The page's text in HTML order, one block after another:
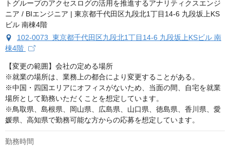
102-0073 東京都千代田区九段北1丁目14-6 九段坂上KSビル 南
棟4階
【変更の範囲】会社の定める場所
※就業の場所は、業務上の都合により変更することがある。
※中国・四国エリアにオフィスがないため、当面の間、自宅を就業
場所として勤務いただくことを想定しています。
※鳥取県、島根県、岡山県、広島県、山口県、徳島県、香川県、愛
媛県、高知県で勤務可能な方からの応募を想定しています。
勤務時間